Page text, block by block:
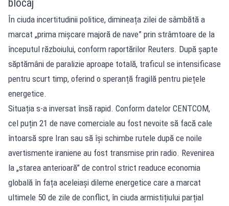
blocaj
În ciuda incertitudinii politice, dimineața zilei de sâmbătă a
marcat „prima mișcare majoră de nave” prin strâmtoare de la
începutul războiului, conform raportărilor Reuters. După șapte
săptămâni de paralizie aproape totală, traficul se intensificase
pentru scurt timp, oferind o speranță fragilă pentru piețele
energetice.
Situația s-a inversat însă rapid. Conform datelor CENTCOM,
cel puțin 21 de nave comerciale au fost nevoite să facă cale
întoarsă spre Iran sau să își schimbe rutele după ce noile
avertismente iraniene au fost transmise prin radio. Revenirea
la „starea anterioară” de control strict readuce economia
globală în fața aceleiași dileme energetice care a marcat
ultimele 50 de zile de conflict, în ciuda armistițiului parțial